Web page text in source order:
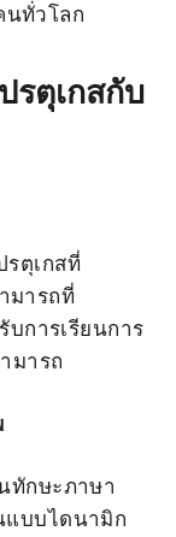
นทั่วโลก
รตุเกสกับ
ตุเกสที่
มารถที่
บการเรียนการ
มารถ
ทักษะภาษา
แบบไดนามิก